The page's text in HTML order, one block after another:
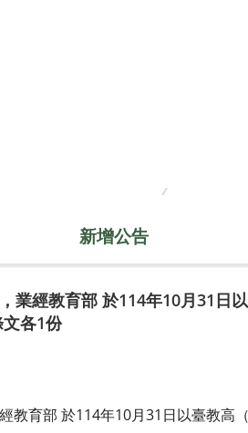
新增公告
業經教育部 於114年10月31日
各1份
教育部 於114年10月31日以臺教高